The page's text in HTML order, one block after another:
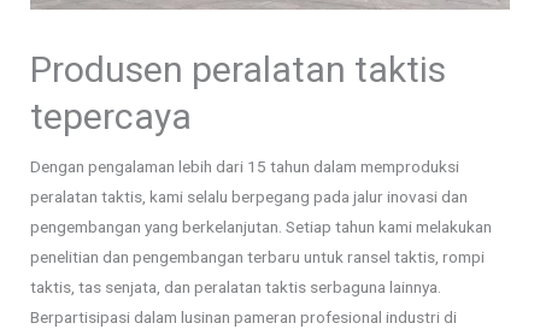
Produsen peralatan taktis
tepercaya
Dengan pengalaman lebih dari 15 tahun dalam memproduksi
peralatan taktis, kami selalu berpegang pada jalur inovasi dan
pengembangan yang berkelanjutan. Setiap tahun kami melakukan
penelitian dan pengembangan terbaru untuk ransel taktis, rompi
taktis, tas senjata, dan peralatan taktis serbaguna lainnya.
Berpartisipasi dalam lusinan pameran profesional industri di